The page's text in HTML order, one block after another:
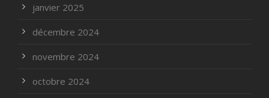
janvier 2025
décembre 2024
novembre 2024
octobre 2024